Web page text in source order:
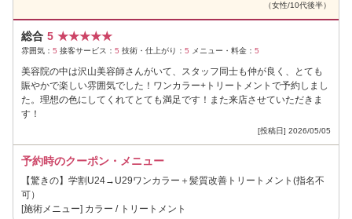
（女性/10代後半）
総合 5 ★★★★★
雰囲気： 5 接客サービス： 5 技術・仕上がり： 5 メニュー・料金： 5
美容院の中は沢山美容師さんがいて、スタッフ同士も仲が良く、とても
賑やかで楽しい雰囲気でした！ワンカラー+トリートメントで予約しまし
た。理想の色にしてくれてとても満足です！また来店させていただきま
す！
[投稿日] 2026/05/05
予約時のクーポン・メニュー
【驚きの】学割U24→U29ワンカラー＋髪質改善トリートメント(指名不
可）
[施術メニュー] カラー / トリートメント